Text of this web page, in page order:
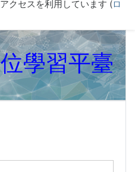
クセスを利用しています (ロ
學習平臺